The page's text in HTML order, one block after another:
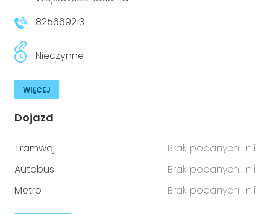
Prawo
Aktualności
825669213
Nieczynne
WIĘCEJ
Dojazd
Tramwaj
Brak podanych linii
Autobus
Brak podanych linii
Metro
Brak podanych linii